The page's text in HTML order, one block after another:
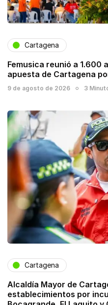
Cartagena
Femusica reunió a
apuesta de Cartagena
9 de agosto de 2026 3
Cartagena
Alcaldía Mayor de
establecimientos por